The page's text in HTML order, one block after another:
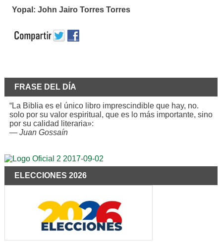
Yopal: John Jairo Torres Torres
FRASE DEL DÍA
“La Biblia es el único libro imprescindible que hay, no.
solo por su valor espiritual, que es lo más importante, sino
por su calidad literaria»:
— Juan Gossaín
ELECCIONES 2026